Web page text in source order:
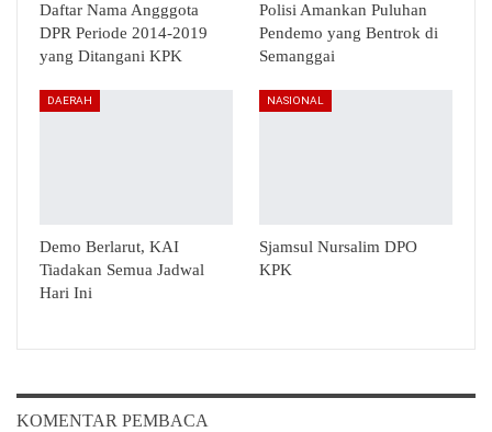
Daftar Nama Angggota
DPR Periode 2014-2019
yang Ditangani KPK
Polisi Amankan Puluhan
Pendemo yang Bentrok di
Semanggai
DAERAH
Demo Berlarut, KAI
Tiadakan Semua Jadwal
Hari Ini
NASIONAL
Sjamsul Nursalim DPO
KPK
KOMENTAR PEMBACA